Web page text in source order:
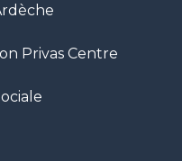
Privas Centre